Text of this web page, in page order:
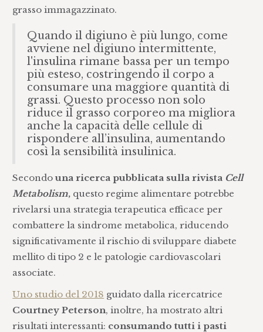
grasso immagazzinato.
Quando il digiuno è più lungo, come
avviene nel digiuno intermittente,
l'insulina rimane bassa per un tempo
più esteso, costringendo il corpo a
consumare una maggiore quantità di
grassi. Questo processo non solo
riduce il grasso corporeo ma migliora
anche la capacità delle cellule di
rispondere all’insulina, aumentando
così la sensibilità insulinica.
Secondouna ricerca pubblicata sulla rivista Cell
Metabolism, questo regime alimentare potrebbe
rivelarsi una strategia terapeutica efficace per
combattere la sindrome metabolica, riducendo
significativamente il rischio di sviluppare diabete
mellito di tipo 2 e le patologie cardiovascolari
associate.
Uno studio del 2018 guidato dalla ricercatrice
Courtney Peterson, inoltre, ha mostrato altri
risultati interessanti: consumando tutti i pasti